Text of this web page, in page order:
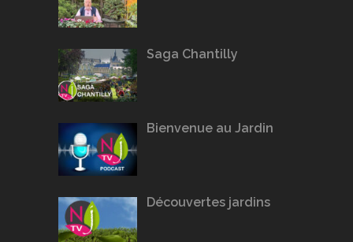
Saga Chantilly
Bienvenue au Jardin
Découvertes jardins